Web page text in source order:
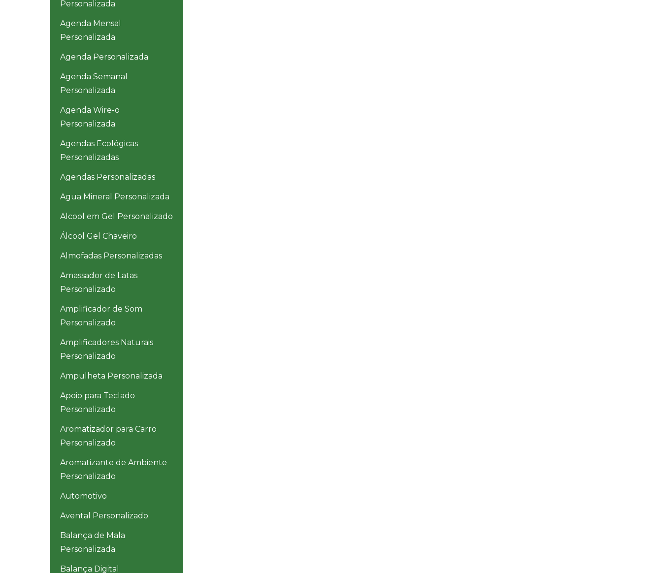
Personalizada
Agenda Mensal
Personalizada
Agenda Personalizada
Agenda Semanal
Personalizada
Agenda Wire-o
Personalizada
Agendas Ecológicas
Personalizadas
Agendas Personalizadas
Agua Mineral Personalizada
Alcool em Gel Personalizado
Álcool Gel Chaveiro
Almofadas Personalizadas
Amassador de Latas
Personalizado
Amplificador de Som
Personalizado
Amplificadores Naturais
Personalizado
Ampulheta Personalizada
Apoio para Teclado
Personalizado
Aromatizador para Carro
Personalizado
Aromatizante de Ambiente
Personalizado
Automotivo
Avental Personalizado
Balança de Mala
Personalizada
Balança Digital